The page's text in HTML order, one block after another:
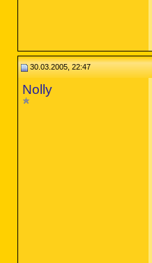
30.03.2005, 22:47
Nolly